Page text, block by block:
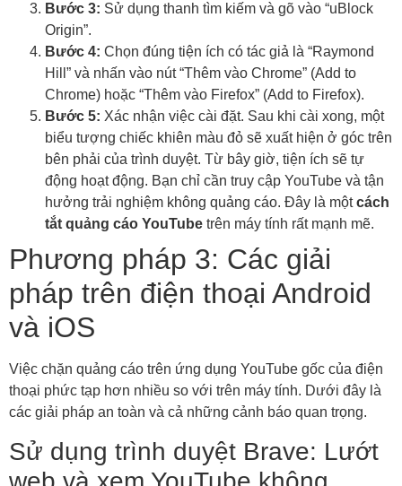
Bước 3: Sử dụng thanh tìm kiếm và gõ vào “uBlock
Origin”.
Bước 4: Chọn đúng tiện ích có tác giả là “Raymond
Hill” và nhấn vào nút “Thêm vào Chrome” (Add to
Chrome) hoặc “Thêm vào Firefox” (Add to Firefox).
Bước 5: Xác nhận việc cài đặt. Sau khi cài xong, một
biểu tượng chiếc khiên màu đỏ sẽ xuất hiện ở góc trên
bên phải của trình duyệt. Từ bây giờ, tiện ích sẽ tự
động hoạt động. Bạn chỉ cần truy cập YouTube và tận
hưởng trải nghiệm không quảng cáo. Đây là mộtcách
tắt quảng cáo YouTube trên máy tính rất mạnh mẽ.
Phương pháp 3: Các giải
pháp trên điện thoại Android
và iOS
Việc chặn quảng cáo trên ứng dụng YouTube gốc của điện
thoại phức tạp hơn nhiều so với trên máy tính. Dưới đây là
các giải pháp an toàn và cả những cảnh báo quan trọng.
Sử dụng trình duyệt Brave: Lướt